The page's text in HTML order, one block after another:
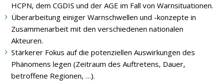
HCPN, dem CGDIS und der AGE im Fall von Warnsituationen.
Überarbeitung einiger Warnschwellen und -konzepte in
Zusammenarbeit mit den verschiedenen nationalen
Akteuren.
Stärkerer Fokus auf die potenziellen Auswirkungen des
Phänomens legen (Zeitraum des Auftretens, Dauer,
betroffene Regionen, …).